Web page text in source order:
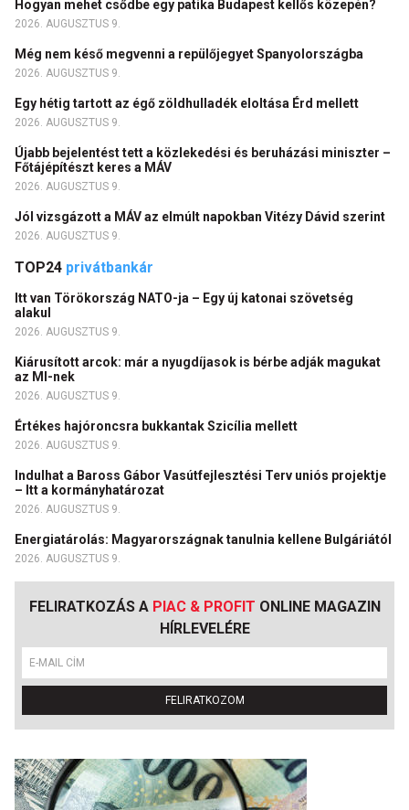
Hogyan mehet csődbe egy patika Budapest kellős közepén?
2026. AUGUSZTUS 9.
Még nem késő megvenni a repülőjegyet Spanyolországba
2026. AUGUSZTUS 9.
Egy hétig tartott az égő zöldhulladék eloltása Érd mellett
2026. AUGUSZTUS 9.
Újabb bejelentést tett a közlekedési és beruházási miniszter –
Főtájépítészt keres a MÁV
2026. AUGUSZTUS 9.
Jól vizsgázott a MÁV az elmúlt napokban Vitézy Dávid szerint
2026. AUGUSZTUS 9.
TOP24 privátbankár
Itt van Törökország NATO-ja – Egy új katonai szövetség
alakul
2026. AUGUSZTUS 9.
Kiárusított arcok: már a nyugdíjasok is bérbe adják magukat
az MI-nek
2026. AUGUSZTUS 9.
Értékes hajóroncsra bukkantak Szicília mellett
2026. AUGUSZTUS 9.
Indulhat a Baross Gábor Vasútfejlesztési Terv uniós projektje
– Itt a kormányhatározat
2026. AUGUSZTUS 9.
Energiatárolás: Magyarországnak tanulnia kellene Bulgáriától
2026. AUGUSZTUS 9.
FELIRATKOZÁS A PIAC & PROFIT ONLINE MAGAZIN
HÍRLEVELÉRE
FELIRATKOZOM